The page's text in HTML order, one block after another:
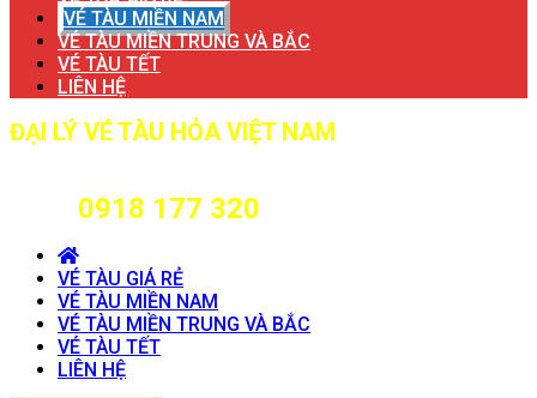
VÉ TÀU MIỀN NAM
VÉ TÀU MIỀN TRUNG VÀ BẮC
VÉ TÀU TẾT
LIÊN HỆ
ĐẠI LÝ VÉ TÀU HỎA VIỆT NAM
0918 177 320
VÉ TÀU GIÁ RẺ
VÉ TÀU MIỀN NAM
VÉ TÀU MIỀN TRUNG VÀ BẮC
VÉ TÀU TẾT
LIÊN HỆ